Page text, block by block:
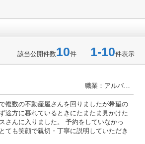
該当公開件数10件 1-10件表示
職業：アルバイト
複数の不動産屋さんを回りましたが希望の
途方に暮れているときにたまたま見かけた
さんに入りました。 予約をしていなかっ
ても笑顔で親切・丁寧に説明していただき